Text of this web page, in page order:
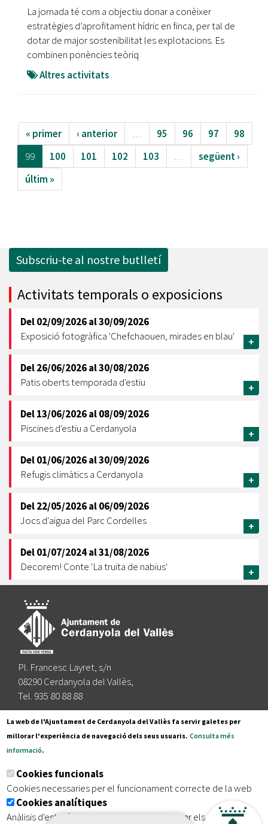
La jornada té com a objectiu donar a conèixer
estratègies d’aprofitament hídric en finca, per tal de
dotar de major sostenibilitat les explotacions. Es
combinen ponències teòriq
Altres activitats
« primer ‹ anterior … 95 96 97
98
99
100 101 102 103 …
següent ›
últim »
Subscriu-te al nostre butlletí
Activitats temporals o exposicions
Del02/09/2026al30/09/2026
Exposició fotogràfica 'Chefchaouen, mirades en blau'
+
Del26/06/2026al30/08/2026
Patis oberts temporada d'estiu
+
Del13/06/2026al08/09/2026
Piscines d'estiu a Cerdanyola
+
Del01/06/2026al30/09/2026
Refugis climàtics a Cerdanyola
+
Del22/05/2026al06/09/2026
Jocs d'aigua del Parc Cordelles
+
Del01/07/2024al31/08/2026
Decorem! Conte 'La truita de nabius'
+
Pl. Francesc Layret, s/n
08290 Cerdanyola del Vallès,
Tel. 935 80 88 88
Segueix-nos a:
Subscriu-te al nostre butlletí
Inici | Avís legal | Protecció de dades Mapa del lloc
La web de l'Ajuntament de Cerdanyola del Vallès fa servir galetes per
millorar l'experiència de navegació dels seus usuaris. Consulta més
informació.
Cookies funcionals
Cookies necessaries per el funcionament correcte de la web
Cookies analítiques
Anàlisis d'estadístiques que permeten millorar els serveis del